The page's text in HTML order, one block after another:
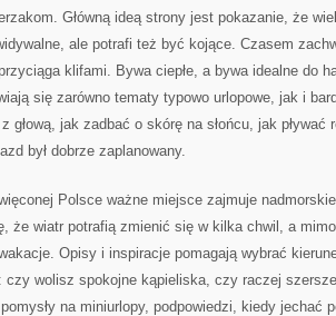
Główną ideą strony jest pokazanie, że
ale potrafi też być kojące. Czasem
klifami. Bywa ciepłe, a bywa idealne do
się zarówno tematy typowo urlopowe, jak i
głową, jak zadbać o skórę na słońcu, jak
był dobrze zaplanowany.
Polsce ważne miejsce zajmuje
że wiatr potrafią zmienić się w kilka chwil, a
Opisy i inspiracje pomagają wybrać
czy wolisz spokojne kąpieliska, czy raczej
na miniurlopy, podpowiedzi, kiedy jechać